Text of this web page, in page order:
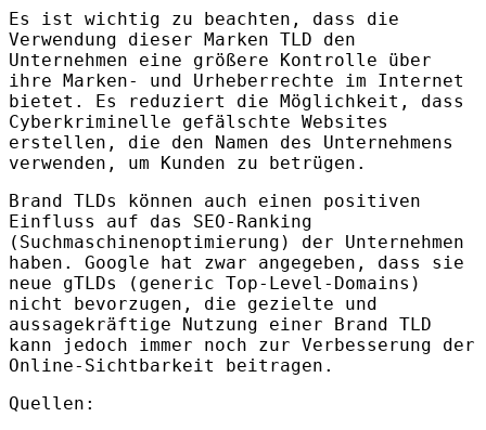
Es ist wichtig zu beachten, dass die
Verwendung dieser Marken TLD den
Unternehmen eine größere Kontrolle über
ihre Marken- und Urheberrechte im Internet
bietet. Es reduziert die Möglichkeit, dass
Cyberkriminelle gefälschte Websites
erstellen, die den Namen des Unternehmens
verwenden, um Kunden zu betrügen.
Brand TLDs können auch einen positiven
Einfluss auf das SEO-Ranking
(Suchmaschinenoptimierung) der Unternehmen
haben. Google hat zwar angegeben, dass sie
neue gTLDs (generic Top-Level-Domains)
nicht bevorzugen, die gezielte und
aussagekräftige Nutzung einer Brand TLD
kann jedoch immer noch zur Verbesserung der
Online-Sichtbarkeit beitragen.
Quellen: